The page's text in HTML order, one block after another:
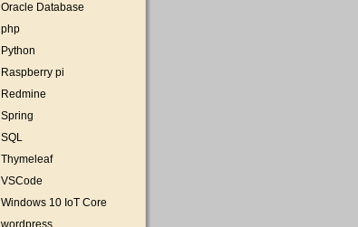
Oracle Database
php
Python
Raspberry pi
Redmine
Spring
SQL
Thymeleaf
VSCode
Windows 10 IoT Core
wordpress